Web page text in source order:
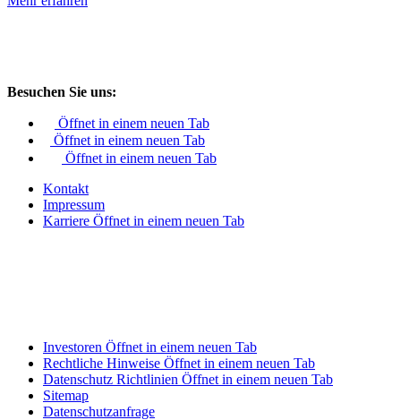
Besuchen Sie uns:
Öffnet in einem neuen Tab
Öffnet in einem neuen Tab
Öffnet in einem neuen Tab
Kontakt
Impressum
Karriere Öffnet in einem neuen Tab
Investoren Öffnet in einem neuen Tab
Rechtliche Hinweise Öffnet in einem neuen Tab
Datenschutz Richtlinien Öffnet in einem neuen Tab
Sitemap
Datenschutzanfrage